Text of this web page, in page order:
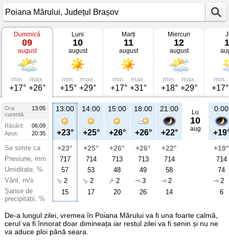
Vremea
Poiana
Mărului
Județul
Brașov
Duminică
09
august
min.
+17°
max.
+26°
Luni
10
august
min.
+15°
max.
+29°
Marți
11
august
min.
+17°
max.
+31°
Miercuri
12
august
min.
+18°
max.
+29°
min.
+17°
Ora
13:05
curentă
Răsărit:
06:09
Apus:
20:35
Se simte ca
Presiune, mm
Umiditate, %
Vânt, m/s
Șanse de
precipitații, %
13:00
+23°
+23°
717
57
2
15
14:00
+25°
+25°
714
53
2
17
15:00
+26°
+26°
713
48
2
20
18:00
+26°
+26°
713
49
3
26
21:00
+22°
+22°
714
58
2
14
Lu
10
aug
0:00
+19°
714
74
2
6
De-a lungul zilei, vremea în Poiana Mărului va fi una foarte calmă,
cerul va fi înnorat doar dimineața iar restul zilei va fi senin și nu ne
va aduce ploi până seara.